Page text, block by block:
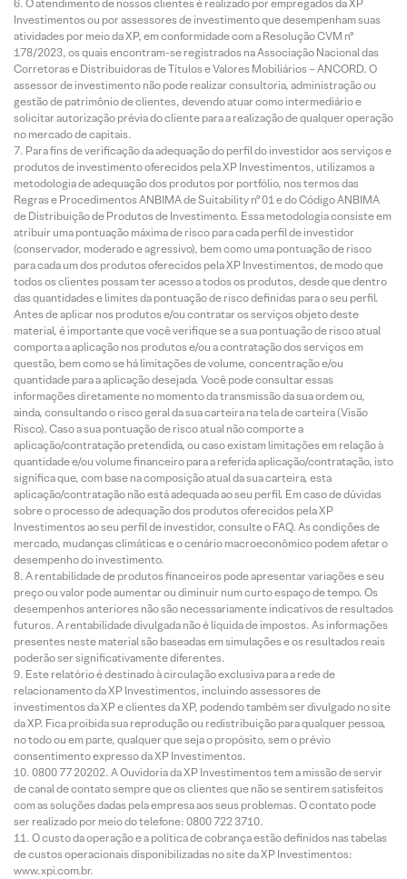
O atendimento de nossos clientes é realizado por empregados da XP
Investimentos ou por assessores de investimento que desempenham suas
atividades por meio da XP, em conformidade com a Resolução CVM nº
178/2023, os quais encontram-se registrados na Associação Nacional das
Corretoras e Distribuidoras de Títulos e Valores Mobiliários – ANCORD. O
assessor de investimento não pode realizar consultoria, administração ou
gestão de patrimônio de clientes, devendo atuar como intermediário e
solicitar autorização prévia do cliente para a realização de qualquer operação
no mercado de capitais.
Para fins de verificação da adequação do perfil do investidor aos serviços e
produtos de investimento oferecidos pela XP Investimentos, utilizamos a
metodologia de adequação dos produtos por portfólio, nos termos das
Regras e Procedimentos ANBIMA de Suitability nº 01 e do Código ANBIMA
de Distribuição de Produtos de Investimento. Essa metodologia consiste em
atribuir uma pontuação máxima de risco para cada perfil de investidor
(conservador, moderado e agressivo), bem como uma pontuação de risco
para cada um dos produtos oferecidos pela XP Investimentos, de modo que
todos os clientes possam ter acesso a todos os produtos, desde que dentro
das quantidades e limites da pontuação de risco definidas para o seu perfil.
Antes de aplicar nos produtos e/ou contratar os serviços objeto deste
material, é importante que você verifique se a sua pontuação de risco atual
comporta a aplicação nos produtos e/ou a contratação dos serviços em
questão, bem como se há limitações de volume, concentração e/ou
quantidade para a aplicação desejada. Você pode consultar essas
informações diretamente no momento da transmissão da sua ordem ou,
ainda, consultando o risco geral da sua carteira na tela de carteira (Visão
Risco). Caso a sua pontuação de risco atual não comporte a
aplicação/contratação pretendida, ou caso existam limitações em relação à
quantidade e/ou volume financeiro para a referida aplicação/contratação, isto
significa que, com base na composição atual da sua carteira, esta
aplicação/contratação não está adequada ao seu perfil. Em caso de dúvidas
sobre o processo de adequação dos produtos oferecidos pela XP
Investimentos ao seu perfil de investidor, consulte o FAQ. As condições de
mercado, mudanças climáticas e o cenário macroeconômico podem afetar o
desempenho do investimento.
A rentabilidade de produtos financeiros pode apresentar variações e seu
preço ou valor pode aumentar ou diminuir num curto espaço de tempo. Os
desempenhos anteriores não são necessariamente indicativos de resultados
futuros. A rentabilidade divulgada não é líquida de impostos. As informações
presentes neste material são baseadas em simulações e os resultados reais
poderão ser significativamente diferentes.
Este relatório é destinado à circulação exclusiva para a rede de
relacionamento da XP Investimentos, incluindo assessores de
investimentos da XP e clientes da XP, podendo também ser divulgado no site
da XP. Fica proibida sua reprodução ou redistribuição para qualquer pessoa,
no todo ou em parte, qualquer que seja o propósito, sem o prévio
consentimento expresso da XP Investimentos.
0800 77 20202. A Ouvidoria da XP Investimentos tem a missão de servir
de canal de contato sempre que os clientes que não se sentirem satisfeitos
com as soluções dadas pela empresa aos seus problemas. O contato pode
ser realizado por meio do telefone: 0800 722 3710.
O custo da operação e a política de cobrança estão definidos nas tabelas
de custos operacionais disponibilizadas no site da XP Investimentos:
www.xpi.com.br.